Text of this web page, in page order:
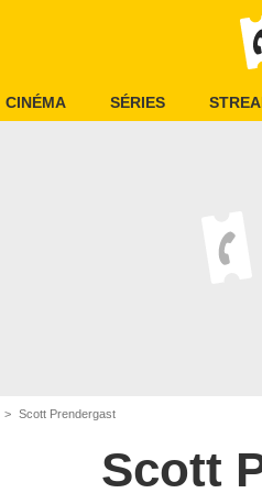
CINÉMA SÉRIES
Scott Prendergast
Scott